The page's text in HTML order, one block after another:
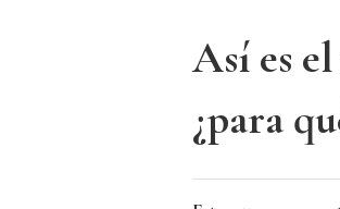
Así es
¿para